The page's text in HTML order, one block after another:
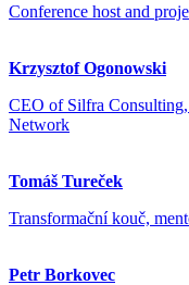
Conference host and
Krzysztof Ogonowski
CEO of Silfra
Network
Tomáš Tureček
Transformační kouč,
Petr Borkovec